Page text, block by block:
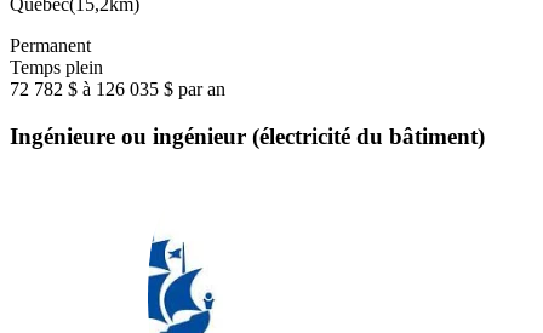
Québec(15,2km)
Permanent
Temps plein
72 782 $ à 126 035 $ par an
Ingénieure ou ingénieur (électricité du bâtiment)